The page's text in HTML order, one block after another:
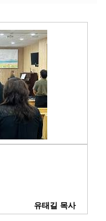
유태길 목사